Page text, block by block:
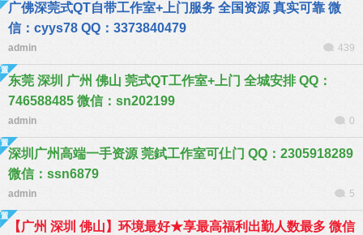
广佛深莞式QT自带工作室+上门服务 全国资源 真实可靠 微
信：cyys78 QQ：3373840479
admin 439
东莞 深圳 广州 佛山 莞式QT工作室+上门 全城安排 QQ：
746588485 微信：sn202199
admin 0
深圳广州高端一手资源 莞鉽工作室可仩门 QQ：2305918289
微信：ssn6879
admin 5
【广州 深圳 佛山】环境最好★享最高福利出勤人数最多 微信